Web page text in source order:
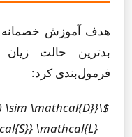
هدف آموزش خصمانه
بدترین حالت
فرمول‌بندی کرد:
\sim \mathcal{D}}
\mathcal{L}